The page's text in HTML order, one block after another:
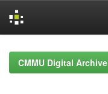
navigationCMMU Digital Archive